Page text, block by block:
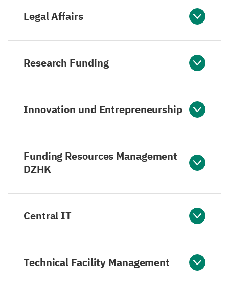
Legal Affairs
Research Funding
Innovation und Entrepreneurship
Funding Resources Management
DZHK
Central IT
Technical Facility Management